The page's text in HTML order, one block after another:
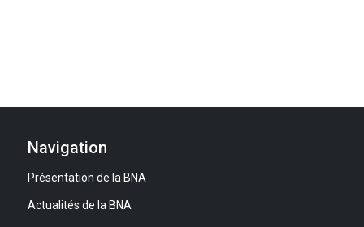
Navigation
Présentation de la BNA
Actualités de la BNA